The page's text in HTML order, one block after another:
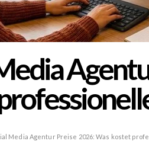
Media Agentur Preise 2026: Was kostet